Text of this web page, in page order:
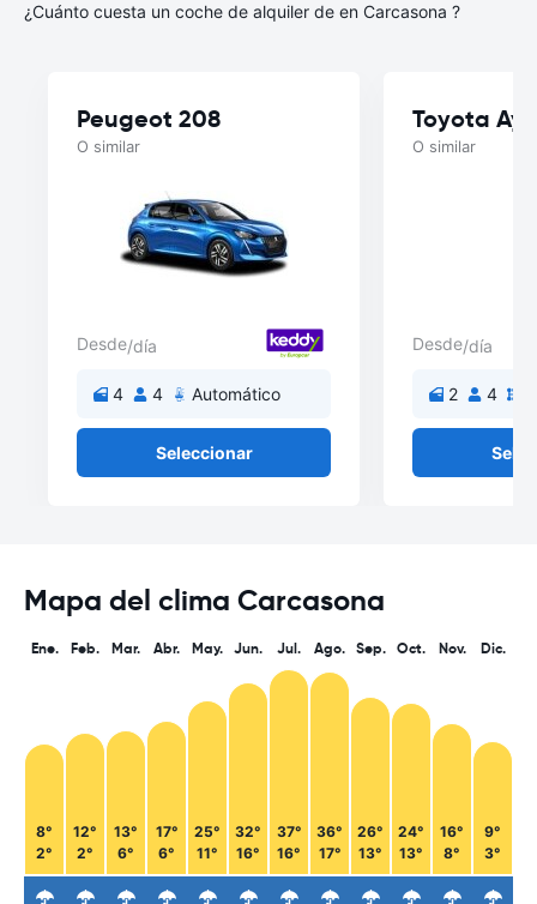
¿Cuánto cuesta un coche de alquiler de en Carcasona ?
Peugeot 208
O similar
Desde/día
4 4 Automático
Seleccionar
Toyota
O similar
Desde/día
2 4
Mapa del clima Carcasona
Ene.
8°
2°
Feb.
12°
2°
Mar.
13°
6°
Abr.
17°
6°
May.
25°
11°
Jun.
32°
16°
Jul.
37°
16°
Ago.
36°
17°
Sep.
26°
13°
Oct.
24°
13°
Nov.
16°
8°
Dic.
9°
3°